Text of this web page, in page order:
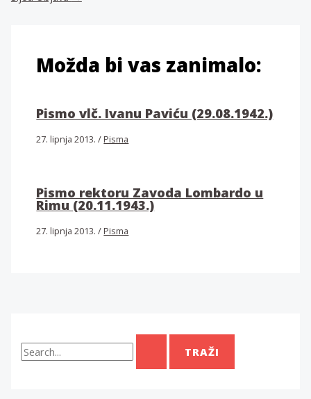
Možda bi vas zanimalo:
Pismo vlč. Ivanu Paviću (29.08.1942.)
27. lipnja 2013./Pisma
Pismo rektoru Zavoda Lombardo u
Rimu (20.11.1943.)
27. lipnja 2013./Pisma
T
r